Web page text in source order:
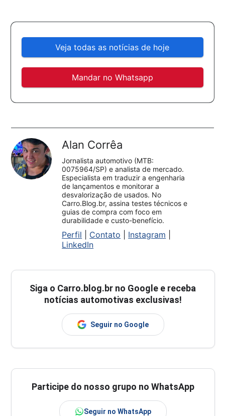
Veja todas as notícias de hoje
Mandar no Whatsapp
Alan Corrêa
Jornalista automotivo (MTB:
0075964/SP) e analista de mercado.
Especialista em traduzir a engenharia
de lançamentos e monitorar a
desvalorização de usados. No
Carro.Blog.br, assina testes técnicos e
guias de compra com foco em
durabilidade e custo-benefício.
Perfil Contato Instagram
LinkedIn
Siga o Carro.blog.br no Google e receba
notícias automotivas exclusivas!
Seguir no Google
Participe do nosso grupo no WhatsApp
Seguir no WhatsApp